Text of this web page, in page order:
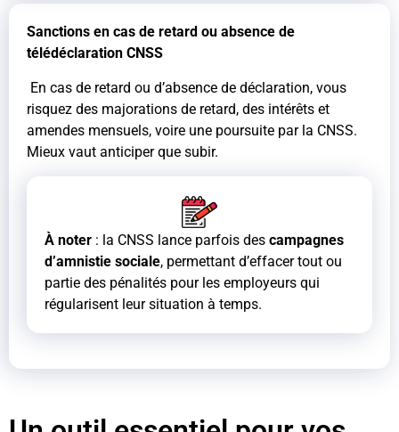
Sanctions en cas de retard ou absence de
télédéclaration CNSS
En cas de retard ou d’absence de déclaration, vous
risquez des majorations de retard, des intérêts et
amendes mensuels, voire une poursuite par la CNSS.
Mieux vaut anticiper que subir.
À noter : la CNSS lance parfois des campagnes
d’amnistie sociale, permettant d’effacer tout ou
partie des pénalités pour les employeurs qui
régularisent leur situation à temps.